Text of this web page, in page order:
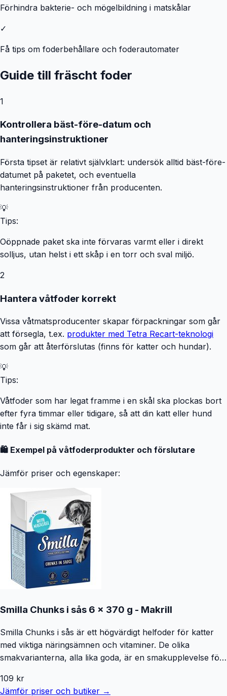
Förhindra bakterie- och mögelbildning i matskålar
✓
Få tips om foderbehållare och foderautomater
Guide till fräscht foder
1
Kontrollera bäst-före-datum och
hanteringsinstruktioner
Första tipset är relativt självklart: undersök alltid bäst-före-
datumet på paketet, och eventuella
hanteringsinstruktioner från producenten.
💡
Tips:
Oöppnade paket ska inte förvaras varmt eller i direkt
solljus, utan helst i ett skåp i en torr och sval miljö.
2
Hantera våtfoder korrekt
Vissa våtmatsproducenter skapar förpackningar som går
att försegla, t.ex. produkter med Tetra Recart-teknologi
som går att återförslutas (finns för katter och hundar).
💡
Tips:
Våtfoder som har legat framme i en skål ska plockas bort
efter fyra timmar eller tidigare, så att din katt eller hund
inte får i sig skämd mat.
🛍️ Exempel på våtfoderprodukter och förslutare
Jämför priser och egenskaper:
Smilla Chunks i sås 6 x 370 g - Makrill
Smilla Chunks i sås är ett högvärdigt helfoder för katter
med viktiga näringsämnen och vitaminer. De olika
smakvarianterna, alla lika goda, är en smakupplevelse för
innehåller inte tillsatser av socker, smakförstärkare,
109 kr
Jämför priser och butiker →